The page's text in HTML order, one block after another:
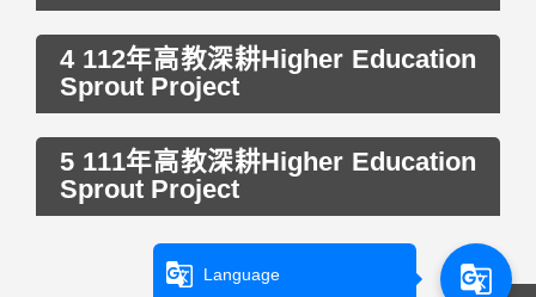
4 112年高教深耕Higher Education
Sprout Project
5 111年高教深耕Higher Education
Sprout Project
g_translate Language g_translate